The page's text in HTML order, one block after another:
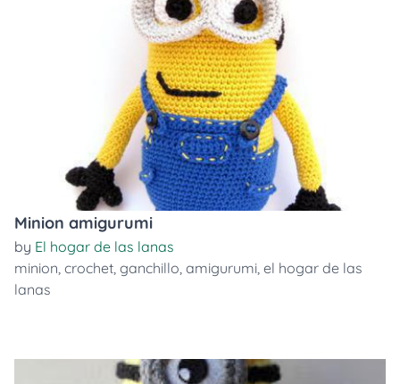
Minion amigurumi
by El hogar de las lanas
minion, crochet, ganchillo, amigurumi, el hogar de las
lanas